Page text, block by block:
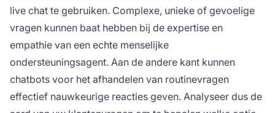
live chat te gebruiken. Complexe, unieke of gevoelige
vragen kunnen baat hebben bij de expertise en
empathie van een echte menselijke
ondersteuningsagent. Aan de andere kant kunnen
chatbots voor het afhandelen van routinevragen
effectief nauwkeurige reacties geven. Analyseer dus de